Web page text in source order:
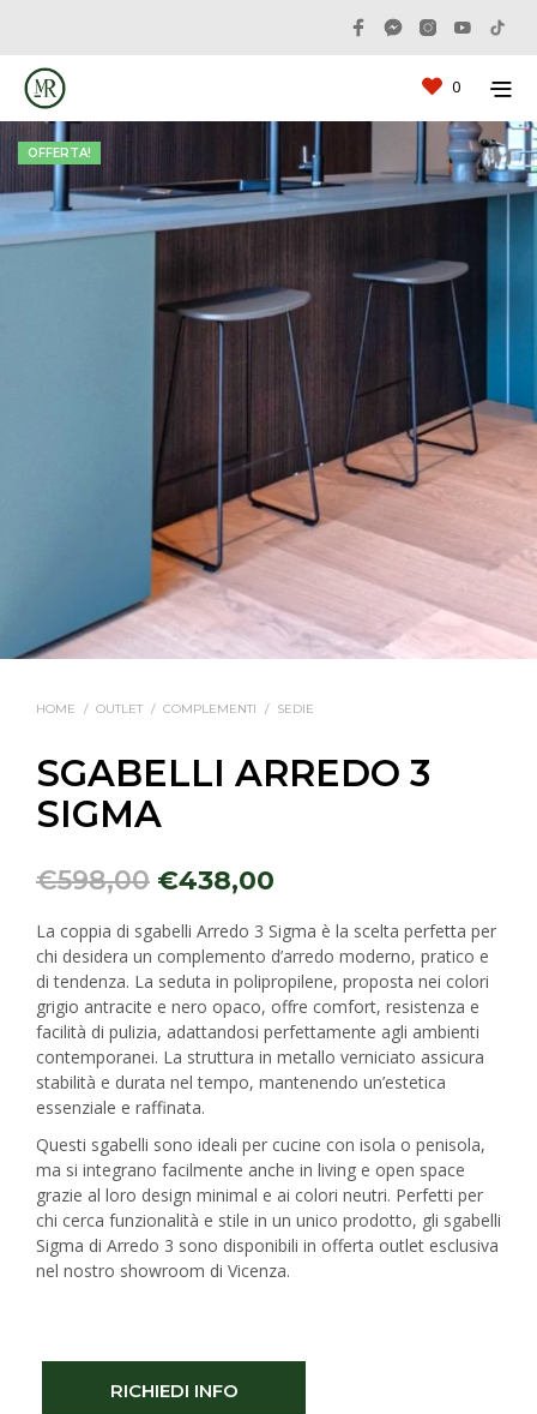
0
OFFERTA!
HOME / OUTLET / COMPLEMENTI / SEDIE
SGABELLI ARREDO 3
SIGMA
€598,00 €438,00
La coppia di sgabelli Arredo 3 Sigma è la scelta perfetta per
chi desidera un complemento d’arredo moderno, pratico e
di tendenza. La seduta in polipropilene, proposta nei colori
grigio antracite e nero opaco, offre comfort, resistenza e
facilità di pulizia, adattandosi perfettamente agli ambienti
contemporanei. La struttura in metallo verniciato assicura
stabilità e durata nel tempo, mantenendo un’estetica
essenziale e raffinata.
Questi sgabelli sono ideali per cucine con isola o penisola,
ma si integrano facilmente anche in living e open space
grazie al loro design minimal e ai colori neutri. Perfetti per
chi cerca funzionalità e stile in un unico prodotto, gli sgabelli
Sigma di Arredo 3 sono disponibili in offerta outlet esclusiva
nel nostro showroom di Vicenza.
RICHIEDI INFO